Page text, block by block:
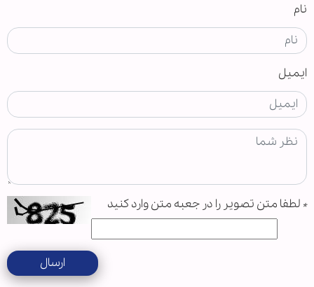
نام
ایمیل
* لطفا متن تصویر را در جعبه متن وارد کنید
ارسال